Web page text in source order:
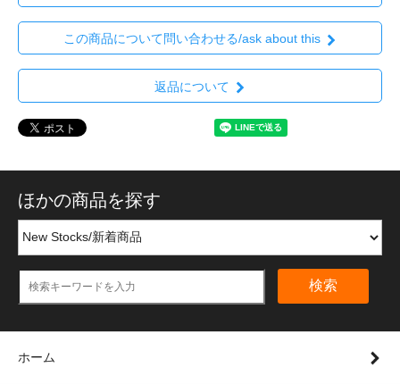
この商品について問い合わせる/ask about this
返品について
ほかの商品を探す
検索
ホーム